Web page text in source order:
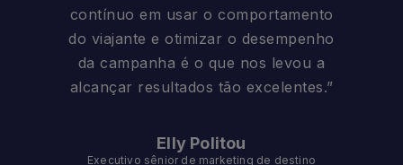
contínuo em usar o comportamento
do viajante e otimizar o desempenho
da campanha é o que nos levou a
alcançar resultados tão excelentes.”
Elly Politou
Executivo sênior de marketing de destino